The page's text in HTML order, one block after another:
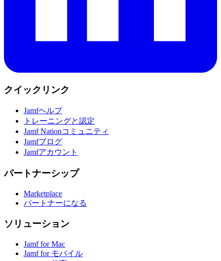
クイックリンク
Jamfヘルプ
トレーニングと認定
Jamf Nationコミュニティ
Jamfブログ
Jamfアカウント
パートナーシップ
Marketplace
パートナーになる
ソリューション
Jamf for Mac
Jamf for モバイル